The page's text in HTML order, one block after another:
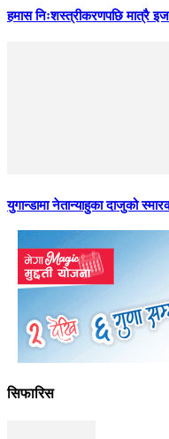
हमास निःशस्त्रीकरणपछि मात्रै
युगान्डामा नेतान्याहुका दाजुको
सिफारिस